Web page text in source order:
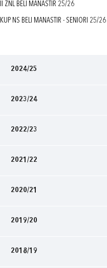
II ŽNL BELI MANASTIR 25/26
KUP NS BELI MANASTIR - SENIORI 25/26
2024/25
2023/24
2022/23
2021/22
2020/21
2019/20
2018/19